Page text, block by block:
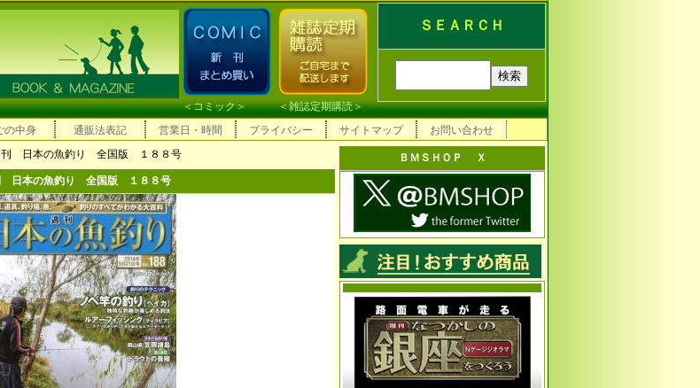
ＳＥＡＲＣＨ
＜コミック＞ ＜雑誌定期購読＞
の中身 通販法表記 営業日・時間 プライバシー サイトマップ お問い合わせ
刊 日本の魚釣り 全国版 １８８号
日本の魚釣り 全国版 １８８号
ＢＭＳＨＯＰ Ｘ